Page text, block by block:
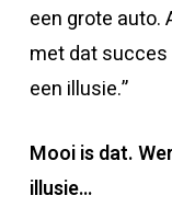
een grote auto.
met dat succes
een illusie.”
Mooi is dat.
illusie…